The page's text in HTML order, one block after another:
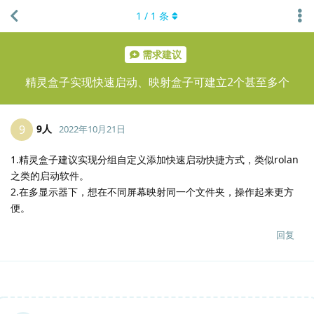
需求建议
精灵盒子实现快速启动、映射盒子可建立2个甚至多个
1 / 1 条
9 9人 2022年10月21日
1.精灵盒子建议实现分组自定义添加快速启动快捷方式，类似rolan
之类的启动软件。
2.在多显示器下，想在不同屏幕映射同一个文件夹，操作起来更方
便。
回复